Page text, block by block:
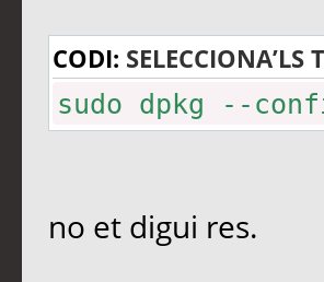
CODI: SELECCIONA’LS
sudo dpkg --
no et digui res.